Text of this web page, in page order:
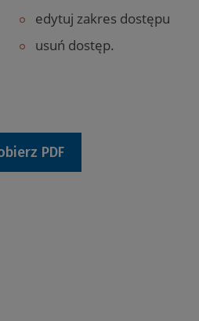
edytuj zakres dostępu
usuń dostęp.
PDF